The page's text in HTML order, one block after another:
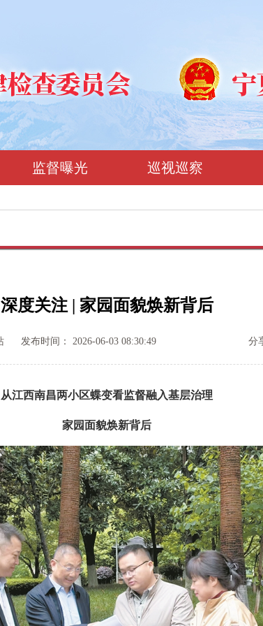
监督曝光 巡视巡察
深度关注 | 家园面貌焕新背后
发布时间： 2026-06-03 08:30:49 分
从江西南昌两小区蝶变看监督融入基层治理
家园面貌焕新背后